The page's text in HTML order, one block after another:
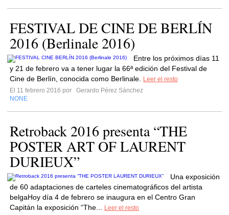
FESTIVAL DE CINE DE BERLÍN
2016 (Berlinale 2016)
Entre los próximos días 11
y 21 de febrero va a tener lugar la 66ª edición del Festival de
Cine de Berlín, conocida como Berlinale.
Leer el resto
El 11 febrero 2016 por
Gerardo Pérez Sánchez
NONE
Retroback 2016 presenta “THE
POSTER ART OF LAURENT
DURIEUX”
Una exposición
de 60 adaptaciones de carteles cinematográficos del artista
belgaHoy día 4 de febrero se inaugura en el Centro Gran
Capitán la exposición “The...
Leer el resto